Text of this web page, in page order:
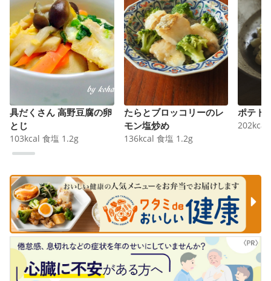
具だくさん 高野豆腐の卵
とじ
103kcal 食塩 1.2g
たらとブロッコリーのレ
モン塩炒め
136kcal 食塩 1.2g
ポテト
202kcal